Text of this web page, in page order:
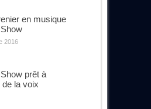
en musique
2016
prêt à
de la voix